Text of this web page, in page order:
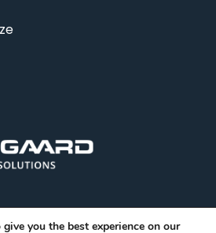
you the best experience on our